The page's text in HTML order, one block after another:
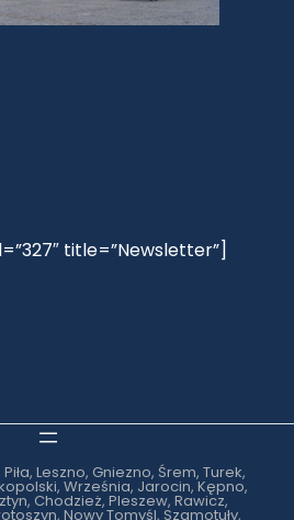
title=”Newsletter”]
Leszno, Gniezno, Śrem, Turek,
Września, Jarocin, Kępno,
Chodzież, Pleszew, Rawicz,
Nowy Tomyśl, Szamotuły,